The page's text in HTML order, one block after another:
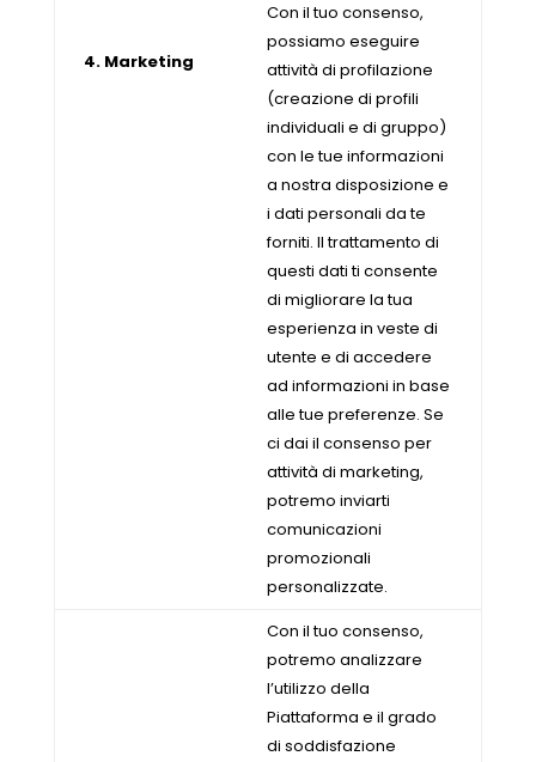
4. Marketing
Con il tuo consenso,
possiamo eseguire
attività di profilazione
(creazione di profili
individuali e di gruppo)
con le tue informazioni
a nostra disposizione e
i dati personali da te
forniti. Il trattamento di
questi dati ti consente
di migliorare la tua
esperienza in veste di
utente e di accedere
ad informazioni in base
alle tue preferenze. Se
ci dai il consenso per
attività di marketing,
potremo inviarti
comunicazioni
promozionali
personalizzate.
Con il tuo consenso,
potremo analizzare
l’utilizzo della
Piattaforma e il grado
di soddisfazione